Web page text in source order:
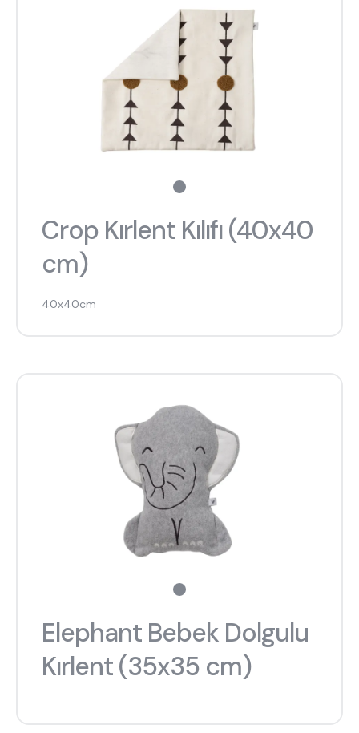
Crop Kırlent Kılıfı (40x40
cm)
40x40cm
Elephant Bebek Dolgulu
Kırlent (35x35 cm)